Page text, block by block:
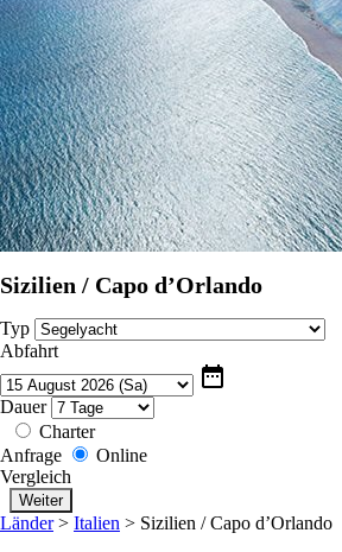
Sizilien / Capo d’Orlando
Typ
Abfahrt
date_range
Dauer
Charter
Anfrage
Online
Vergleich
Länder> Italien > Sizilien / Capo d’Orlando